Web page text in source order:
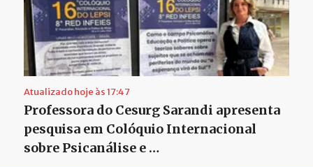
Atualizado hoje às 17:47
Professora do Cesurg Sarandi apresenta
pesquisa em Colóquio Internacional
sobre Psicanálise e …